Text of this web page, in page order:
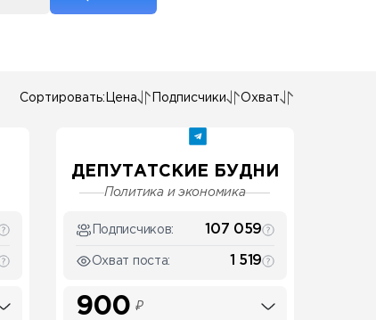
Сортировать: Цена Подписчики Охват
ДЕПУТАТСКИЕ БУДНИ
Политика и экономика
Подписчиков: 107 059
Охват поста: 1 519
900 ₽